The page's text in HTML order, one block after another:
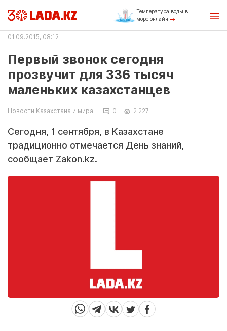
Температура воды в
море онлайн
01.09.2015, 08:12
Первый звонок сегодня
прозвучит для 336 тысяч
маленьких казахстанцев
Новости Казахстана и мира 0 2 227
Сегодня, 1 сентября, в Казахстане
традиционно отмечается День знаний,
сообщает Zakon.kz.